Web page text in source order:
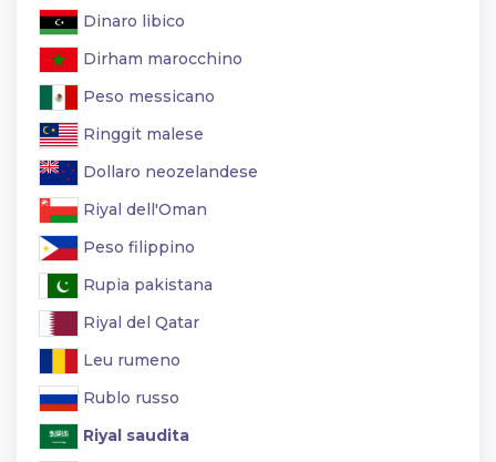
Dinaro libico
Dirham marocchino
Peso messicano
Ringgit malese
Dollaro neozelandese
Riyal dell'Oman
Peso filippino
Rupia pakistana
Riyal del Qatar
Leu rumeno
Rublo russo
Riyal saudita